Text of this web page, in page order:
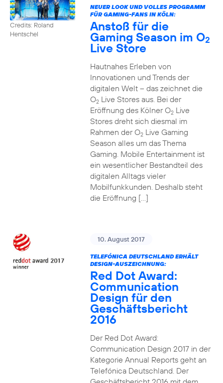
Credits: Roland
Hentschel
NEUER LOOK UND VOLLES PROGRAMM
FÜR GAMING-FANS IN KÖLN:
Anstoß für die
Gaming Season im O2
Live Store
Hautnahes Erleben von
Innovationen und Trends der
digitalen Welt – das zeichnet die
O2Live Stores aus. Bei der
Eröffnung des Kölner O2Live
Stores dreht sich diesmal im
Rahmen der O2Live Gaming
Season alles um das Thema
Gaming. Mobile Entertainment ist
ein wesentlicher Bestandteil des
digitalen Alltags vieler
Mobilfunkkunden. Deshalb steht
die Eröffnung […]
10. August 2017
TELEFÓNICA DEUTSCHLAND ERHÄLT
DESIGN-AUSZEICHNUNG:
Red Dot Award:
Communication
Design für den
Geschäftsbericht
2016
Der Red Dot Award:
Communication Design 2017 in der
Kategorie Annual Reports geht an
Telefónica Deutschland. Der